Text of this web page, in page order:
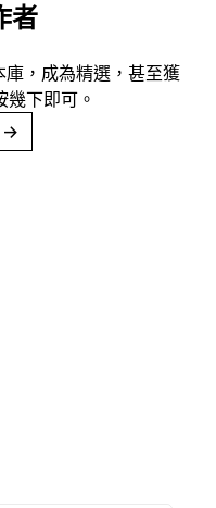
者
，成為精選，甚至獲
下即可。
→